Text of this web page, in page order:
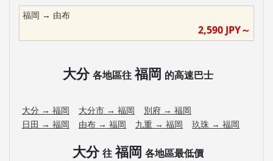
福岡 → 由布
2,590 JPY～
大分 各地區往 福岡 的高速巴士
大分 → 福岡 大分市 → 福岡 別府 → 福岡
日田 → 福岡 由布 → 福岡 九重 → 福岡 玖珠 → 福岡
大分 往 福岡 各地區最低價